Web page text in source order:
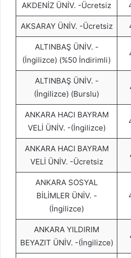
AKDENİZ ÜNİV. -Ücretsiz
AKSARAY ÜNİV. -Ücretsiz
ALTINBAŞ ÜNİV. -
(İngilizce) (%50 İndirimli)
ALTINBAŞ ÜNİV. -
(İngilizce) (Burslu)
ANKARA HACI BAYRAM
VELİ ÜNİV. -(İngilizce)
ANKARA HACI BAYRAM
VELİ ÜNİV. -Ücretsiz
ANKARA SOSYAL
BİLİMLER ÜNİV. -
(İngilizce)
ANKARA YILDIRIM
BEYAZIT ÜNİV. -(İngilizce)